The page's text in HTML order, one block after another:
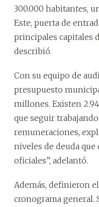
300.000 habitantes,
Este, puerta de
principales capitales
describió.
Con su equipo de
presupuesto
millones. Existen
que seguir
remuneraciones,
niveles de deuda
oficiales”, adelantó.
Además, definieron
cronograma general.